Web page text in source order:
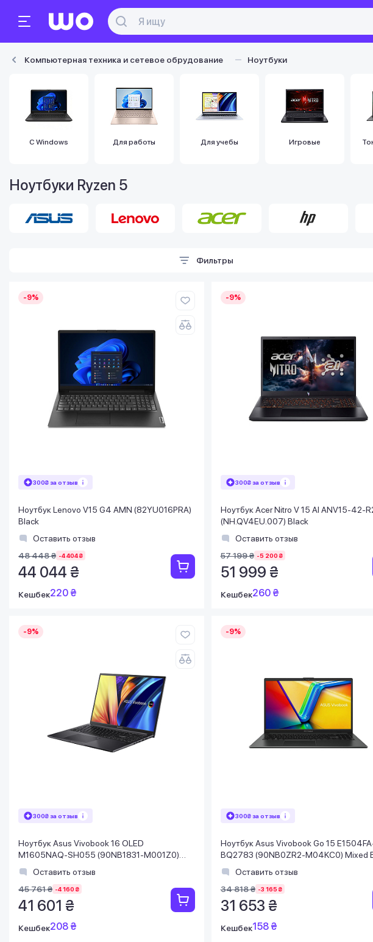
Компьютерная техника и сетевое обрудование Ноутбуки
С Windows Для работы Для учебы Игровые
Ноутбуки Ryzen 5
Фильтры
-9%
300₴ за отзыв
Ноутбук Lenovo V15 G4 AMN (82YU016PRA)
Black
Оставить отзыв
48 448 ₴ -4 404 ₴
44 044 ₴
Кешбек220 ₴
-9%
300₴ за отзыв
Ноутбук Acer Nitro V 15 AI ANV15-42-
(NH.QV4EU.007) Black
Оставить отзыв
57 199 ₴ -5 200 ₴
51 999 ₴
Кешбек260 ₴
-9%
300₴ за отзыв
Ноутбук Asus Vivobook 16 OLED
M1605NAQ-SH055 (90NB1831-M001Z0)
Indie Black
Оставить отзыв
45 761 ₴ -4 160 ₴
41 601 ₴
Кешбек208 ₴
-9%
300₴ за отзыв
Ноутбук Asus Vivobook Go 15
BQ2783 (90NB0ZR2-M04KC0) Mixed
Оставить отзыв
34 818 ₴ -3 165 ₴
31 653 ₴
Кешбек158 ₴